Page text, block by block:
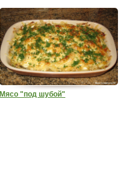
Мясо "под шубой"